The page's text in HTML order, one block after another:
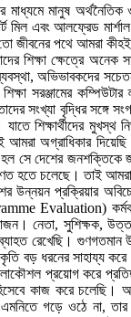
মানুষ
এবং আলফ্রেড
তো জীবনের পথে
ক্ষেত্রে অনেক
ব্যবস্থা,
সরঞ্জামের
সংখ্যা বৃদ্ধির সঙ্গে
শিক্ষার্থীদের
আমরা অগ্রাধিকার
হল সে দেশের
হতে চলেছে। তাই
প্রক্রিয়ার
Evaluation)
নেতা,
রেখেছি।
ধরনের সাহায্য
প্রয়োগ করে
কাজ করে
এমনিতে গড়ে ওঠে